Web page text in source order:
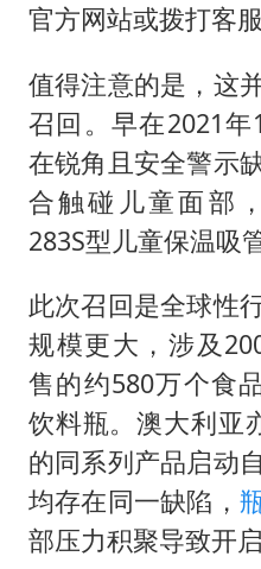
官方网站或拨打客
值得注意的是，这
召回。早在2021
在锐角且安全警示
合触碰儿童面部
283S型儿童保温吸
此次召回是全球性
规模更大，涉及
售的约580万个食
饮料瓶。澳大利亚
的同系列产品启动
均存在同一缺陷，
部压力积聚导致开